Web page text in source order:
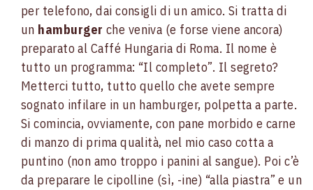
per telefono, dai consigli di un amico. Si tratta di
un hamburger che veniva (e forse viene ancora)
preparato al Caffé Hungaria di Roma. Il nome è
tutto un programma: “Il completo”. Il segreto?
Metterci tutto, tutto quello che avete sempre
sognato infilare in un hamburger, polpetta a parte.
Si comincia, ovviamente, con pane morbido e carne
di manzo di prima qualità, nel mio caso cotta a
puntino (non amo troppo i panini al sangue). Poi c’è
da preparare le cipolline (sì, -ine) “alla piastra” e un